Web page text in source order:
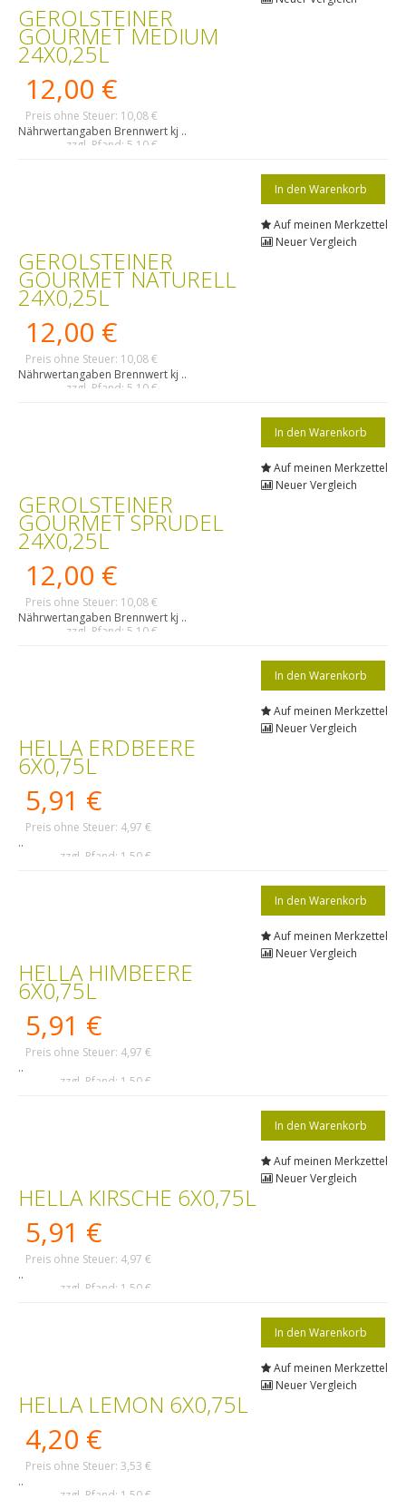
GEROLSTEINER
GOURMET MEDIUM
24X0,25L
12,00 €
Preis ohne Steuer: 10,08 €
zzgl. Pfand: 5,10 €
Nährwertangaben Brennwert kj ..
Auf meinen Merkzettel
Neuer Vergleich
GEROLSTEINER
GOURMET NATURELL
24X0,25L
12,00 €
Preis ohne Steuer: 10,08 €
zzgl. Pfand: 5,10 €
Nährwertangaben Brennwert kj ..
Auf meinen Merkzettel
Neuer Vergleich
GEROLSTEINER
GOURMET SPRUDEL
24X0,25L
12,00 €
Preis ohne Steuer: 10,08 €
zzgl. Pfand: 5,10 €
Nährwertangaben Brennwert kj ..
Auf meinen Merkzettel
Neuer Vergleich
HELLA ERDBEERE
6X0,75L
5,91 €
Preis ohne Steuer: 4,97 €
zzgl. Pfand: 1,50 €
..
Auf meinen Merkzettel
Neuer Vergleich
HELLA HIMBEERE
6X0,75L
5,91 €
Preis ohne Steuer: 4,97 €
zzgl. Pfand: 1,50 €
..
Auf meinen Merkzettel
Neuer Vergleich
HELLA KIRSCHE 6X0,75L
5,91 €
Preis ohne Steuer: 4,97 €
zzgl. Pfand: 1,50 €
..
Auf meinen Merkzettel
Neuer Vergleich
HELLA LEMON 6X0,75L
4,20 €
Preis ohne Steuer: 3,53 €
zzgl. Pfand: 1,50 €
..